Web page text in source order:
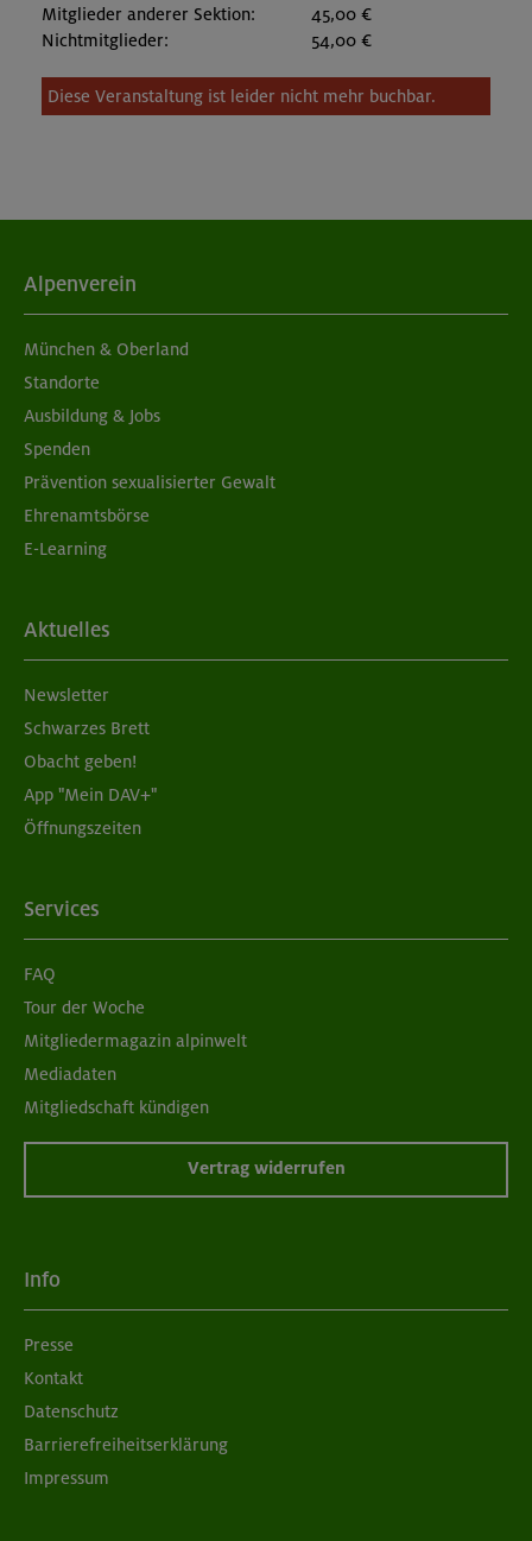
Mitglieder anderer Sektion:
45,00 €
Nichtmitglieder:
54,00 €
Diese Veranstaltung ist leider nicht mehr buchbar.
Alpenverein
München & Oberland
Standorte
Ausbildung & Jobs
Spenden
Prävention sexualisierter Gewalt
Ehrenamtsbörse
E-Learning
Aktuelles
Newsletter
Schwarzes Brett
Obacht geben!
App "Mein DAV+"
Öffnungszeiten
Services
FAQ
Tour der Woche
Mitgliedermagazin alpinwelt
Mediadaten
Mitgliedschaft kündigen
Vertrag widerrufen
Info
Presse
Kontakt
Datenschutz
Barrierefreiheitserklärung
Impressum